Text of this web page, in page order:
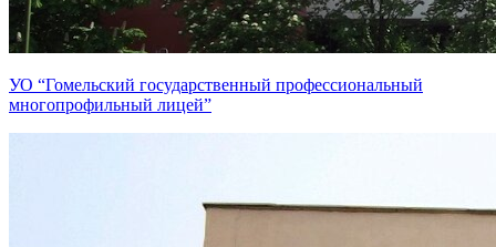
УО “Гомельский государственный профессиональный
многопрофильный лицей”